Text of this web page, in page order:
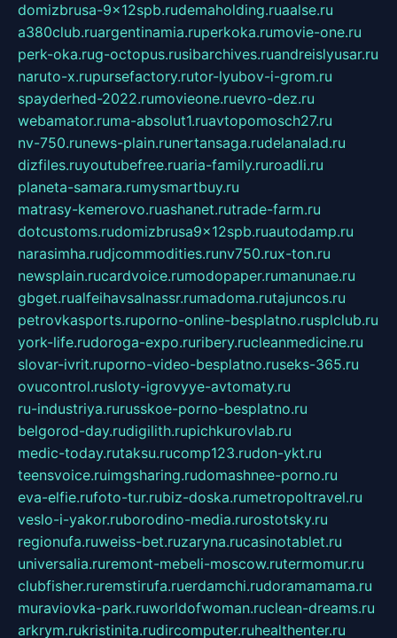
domizbrusa-9x12spb.rudemaholding.ruaalse.ru
a380club.ruargentinamia.ruperkoka.rumovie-one.ru
perk-oka.rug-octopus.rusibarchives.ruandreislyusar.ru
naruto-x.rupursefactory.rutor-lyubov-i-grom.ru
spayderhed-2022.rumovieone.ruevro-dez.ru
webamator.ruma-absolut1.ruavtopomosch27.ru
nv-750.runews-plain.runertansaga.rudelanalad.ru
dizfiles.ruyoutubefree.ruaria-family.ruroadli.ru
planeta-samara.rumysmartbuy.ru
matrasy-kemerovo.ruashanet.rutrade-farm.ru
dotcustoms.rudomizbrusa9x12spb.ruautodamp.ru
narasimha.rudjcommodities.runv750.rux-ton.ru
newsplain.rucardvoice.rumodopaper.rumanunae.ru
gbget.rualfeihavsalnassr.rumadoma.rutajuncos.ru
petrovkasports.ruporno-online-besplatno.rusplclub.ru
york-life.rudoroga-expo.ruribery.rucleanmedicine.ru
slovar-ivrit.ruporno-video-besplatno.ruseks-365.ru
ovucontrol.rusloty-igrovyye-avtomaty.ru
ru-industriya.rurusskoe-porno-besplatno.ru
belgorod-day.rudigilith.rupichkurovlab.ru
medic-today.rutaksu.rucomp123.rudon-ykt.ru
teensvoice.ruimgsharing.rudomashnee-porno.ru
eva-elfie.rufoto-tur.rubiz-doska.rumetropoltravel.ru
veslo-i-yakor.ruborodino-media.rurostotsky.ru
regionufa.ruweiss-bet.ruzaryna.rucasinotablet.ru
universalia.ruremont-mebeli-moscow.rutermomur.ru
clubfisher.ruremstirufa.ruerdamchi.rudoramamama.ru
muraviovka-park.ruworldofwoman.ruclean-dreams.ru
arkrym.rukristinita.rudircomputer.ruhealthenter.ru